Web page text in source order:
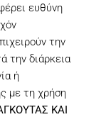
ευθύνη
την
την διάρκεια
ή
με τη χρήση
ΚΑΙ